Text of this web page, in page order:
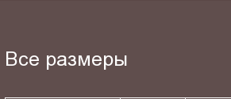
Все размеры